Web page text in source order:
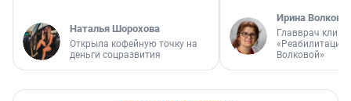
Наталья Шорохова
Открыла кофейную точку на
деньги соцразвития
Ирина Волкова
Главврач
«Реабилитация
Волковой»